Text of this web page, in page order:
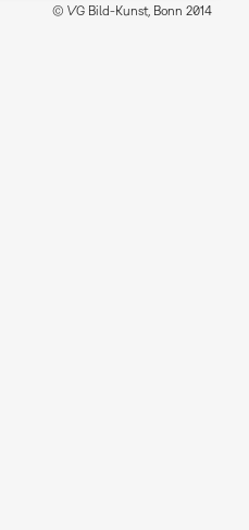
© VG Bild-Kunst, Bonn 2014